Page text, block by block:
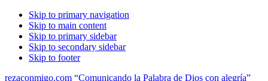
Skip to primary navigation
Skip to main content
Skip to primary sidebar
Skip to secondary sidebar
Skip to footer
rezaconmigo.com “Comunicando la Palabra de Dios con alegría”